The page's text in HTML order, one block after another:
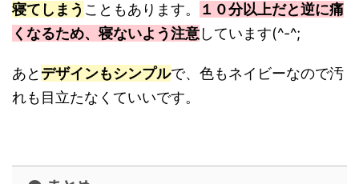
寝てしまう こともあります。
１０分以上だと逆に痛
くなるため、寝ないよう注意しています(^-^;
あと デザインもシンプルで、色もネイビーなので汚
れも目立たなくていいです。